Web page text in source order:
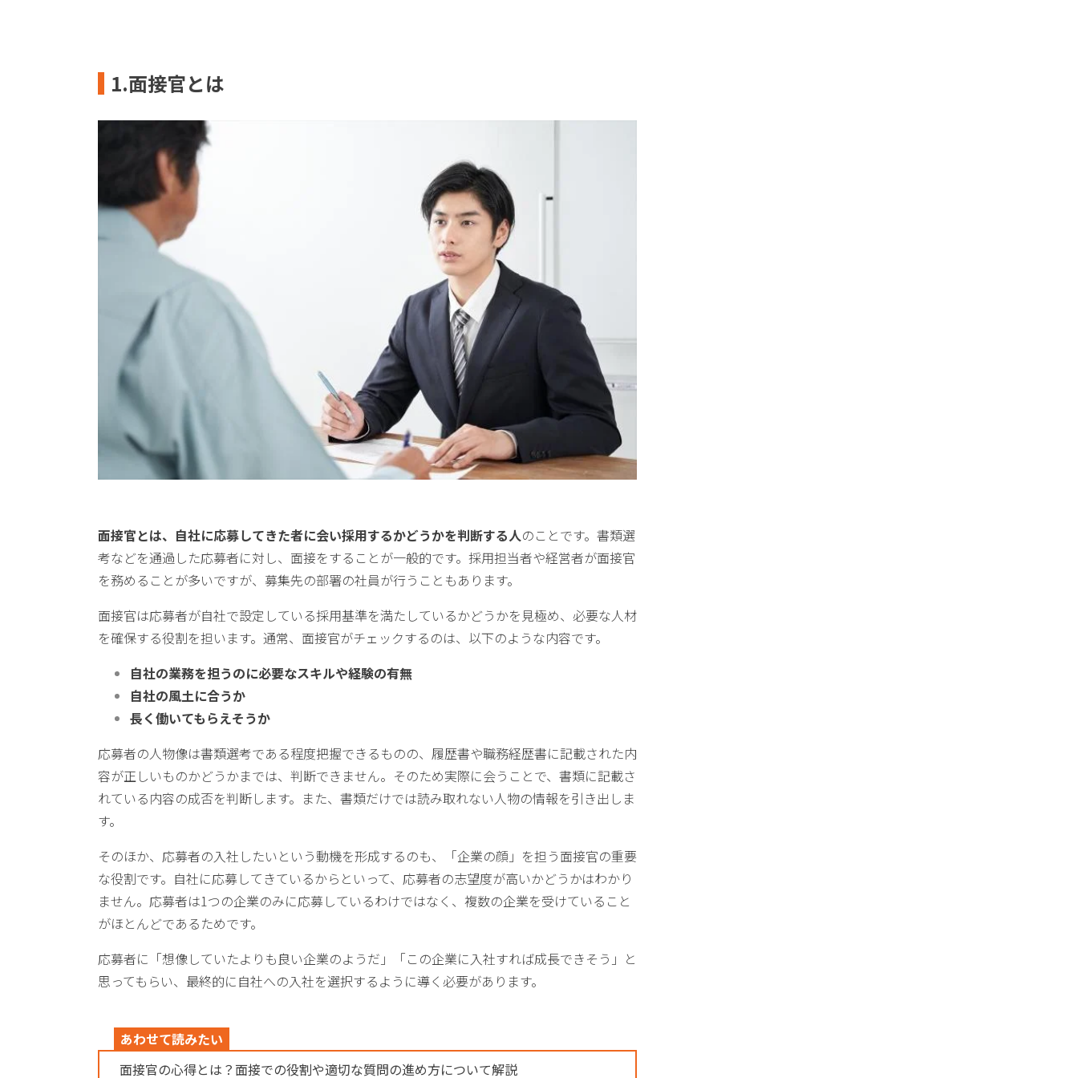
1.面接官とは
面接官とは、自社に応募してきた者に会い採用するかどうかを判断する人のことです。書類選
考などを通過した応募者に対し、面接をすることが一般的です。採用担当者や経営者が面接官
を務めることが多いですが、募集先の部署の社員が行うこともあります。
面接官は応募者が自社で設定している採用基準を満たしているかどうかを見極め、必要な人材
を確保する役割を担います。通常、面接官がチェックするのは、以下のような内容です。
自社の業務を担うのに必要なスキルや経験の有無
自社の風土に合うか
長く働いてもらえそうか
応募者の人物像は書類選考である程度把握できるものの、履歴書や職務経歴書に記載された内
容が正しいものかどうかまでは、判断できません。そのため実際に会うことで、書類に記載さ
れている内容の成否を判断します。また、書類だけでは読み取れない人物の情報を引き出しま
す。
そのほか、応募者の入社したいという動機を形成するのも、「企業の顔」を担う面接官の重要
な役割です。自社に応募してきているからといって、応募者の志望度が高いかどうかはわかり
ません。応募者は1つの企業のみに応募しているわけではなく、複数の企業を受けていること
がほとんどであるためです。
応募者に「想像していたよりも良い企業のようだ」「この企業に入社すれば成長できそう」と
思ってもらい、最終的に自社への入社を選択するように導く必要があります。
あわせて読みたい
面接官の心得とは？面接での役割や適切な質問の進め方について解説